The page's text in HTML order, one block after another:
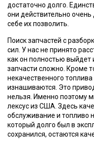
достаточно долго.
они действительно
себе их позволить.
Поиск запчастей с
сил. У нас не принято
как он полностью выйдет
запчасти сложно. Кроме
некачественного
изнашиваются. Это
нельзя. Именно поэтому
лексус из США. Здесь
обслуживание и топливо
который долго был в
сохранился, остаются